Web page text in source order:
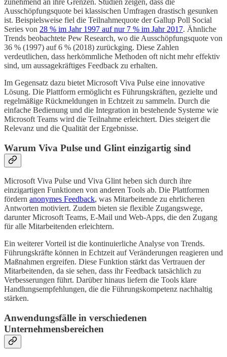
zunehmend an ihre Grenzen. Studien zeigen, dass die
Ausschöpfungsquote bei klassischen Umfragen drastisch gesunken
ist. Beispielsweise fiel die Teilnahmequote der Gallup Poll Social
Series von 28 % im Jahr 1997 auf nur 7 % im Jahr 2017. Ähnliche
Trends beobachtete Pew Research, wo die Ausschöpfungsquote von
36 % (1997) auf 6 % (2018) zurückging. Diese Zahlen
verdeutlichen, dass herkömmliche Methoden oft nicht mehr effektiv
sind, um aussagekräftiges Feedback zu erhalten.
Im Gegensatz dazu bietet Microsoft Viva Pulse eine innovative
Lösung. Die Plattform ermöglicht es Führungskräften, gezielte und
regelmäßige Rückmeldungen in Echtzeit zu sammeln. Durch die
einfache Bedienung und die Integration in bestehende Systeme wie
Microsoft Teams wird die Teilnahme erleichtert. Dies steigert die
Relevanz und die Qualität der Ergebnisse.
Warum Viva Pulse und Glint einzigartig sind
Microsoft Viva Pulse und Viva Glint heben sich durch ihre
einzigartigen Funktionen von anderen Tools ab. Die Plattformen
fördern anonymes Feedback, was Mitarbeitende zu ehrlicheren
Antworten motiviert. Zudem bieten sie flexible Zugangswege,
darunter Microsoft Teams, E-Mail und Web-Apps, die den Zugang
für alle Mitarbeitenden erleichtern.
Ein weiterer Vorteil ist die kontinuierliche Analyse von Trends.
Führungskräfte können in Echtzeit auf Veränderungen reagieren und
Maßnahmen ergreifen. Diese Funktion stärkt das Vertrauen der
Mitarbeitenden, da sie sehen, dass ihr Feedback tatsächlich zu
Verbesserungen führt. Darüber hinaus liefern die Tools klare
Handlungsempfehlungen, die die Führungskompetenz nachhaltig
stärken.
Anwendungsfälle in verschiedenen
Unternehmensbereichen